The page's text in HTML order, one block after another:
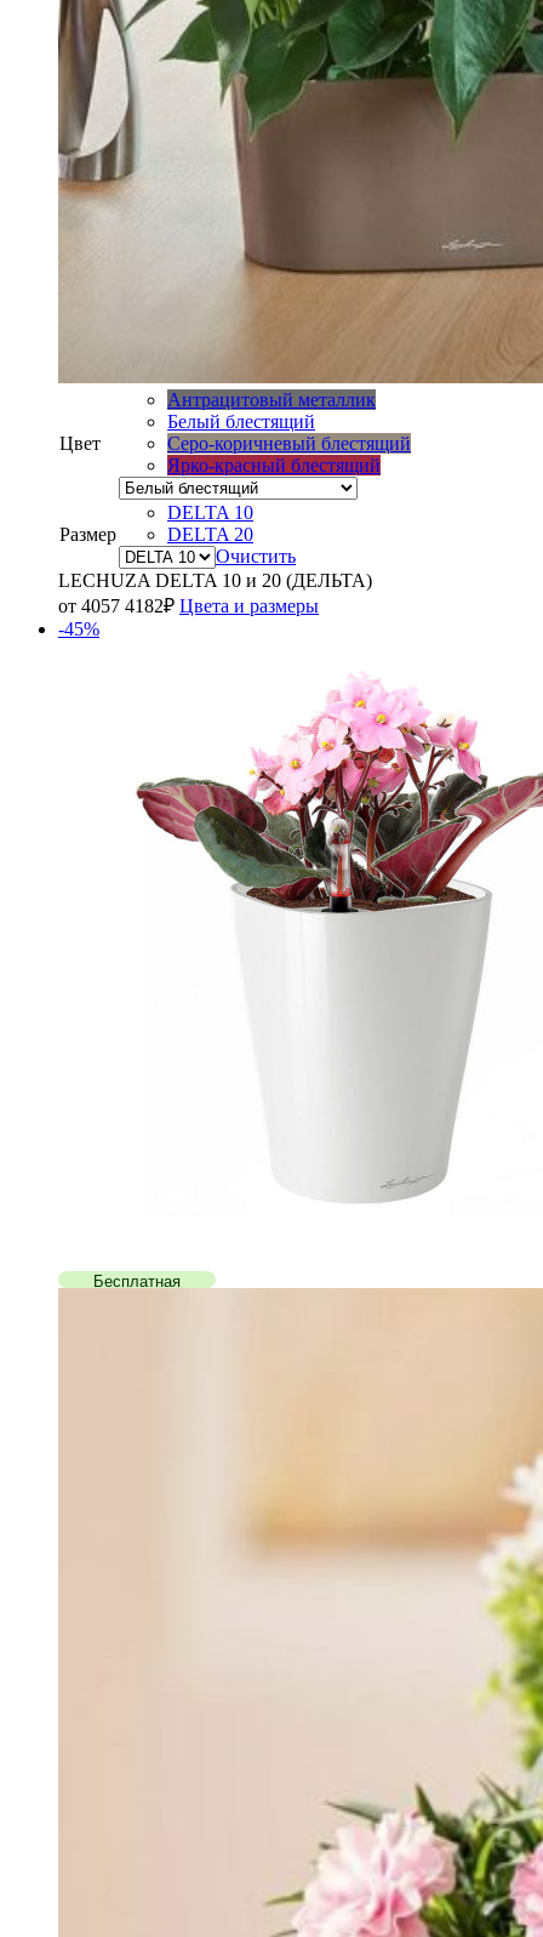
Цвет
Антрацитовый металлик
Белый блестящий
Серо-коричневый блестящий
Ярко-красный блестящий
Размер
DELTA 10
DELTA 20
Очистить
LECHUZA DELTA 10 и 20 (ДЕЛЬТА)
от 4057 4182₽ Цвета и размеры
-45%
Бесплатная